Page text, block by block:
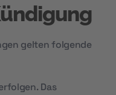
gelten folgende
Das